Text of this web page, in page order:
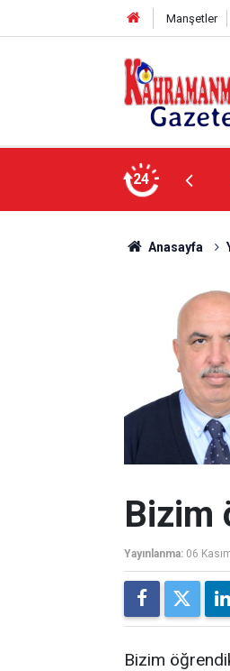
Manşetler
24
Anasayfa
Bizim
Yayınlanma: 06
Bizim